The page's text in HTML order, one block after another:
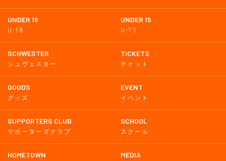
UNDER 18
U-18
UNDER 15
U-15
SCHWESTER
シュヴェスター
TICKETS
チケット
GOODS
グッズ
EVENT
イベント
SUPPORTERS CLUB
サポーターズクラブ
SCHOOL
スクール
HOMETOWN MEDIA